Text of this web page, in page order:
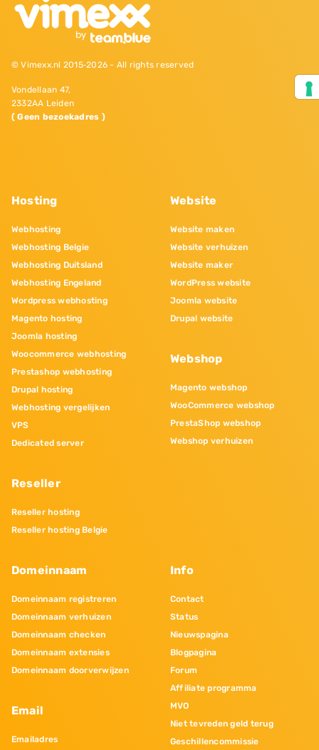
© Vimexx.nl 2015‐2026 - All rights reserved
Vondellaan 47,
2332AA Leiden
( Geen bezoekadres )
Hosting
Webhosting
Webhosting Belgie
Webhosting Duitsland
Webhosting Engeland
Wordpress webhosting
Magento hosting
Joomla hosting
Woocommerce webhosting
Prestashop webhosting
Drupal hosting
Webhosting vergelijken
VPS
Dedicated server
Reseller
Reseller hosting
Reseller hosting Belgie
Website
Website maken
Website verhuizen
Website maker
WordPress website
Joomla website
Drupal website
Webshop
Magento webshop
WooCommerce webshop
PrestaShop webshop
Webshop verhuizen
Domeinnaam
Domeinnaam registreren
Domeinnaam verhuizen
Domeinnaam checken
Domeinnaam extensies
Domeinnaam doorverwijzen
Email
Emailadres
Info
Contact
Status
Nieuwspagina
Blogpagina
Forum
Affiliate programma
MVO
Niet tevreden geld terug
Geschillencommissie